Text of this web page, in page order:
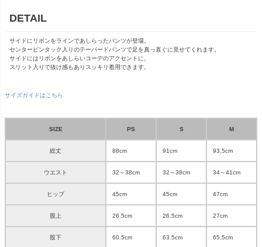
DETAIL
サイドにリボンをラインであしらったパンツが登場。
センターピンタック入りのテーパードパンツで足を真っ直ぐに見せてくれます。
サイドにはリボンをあしらいコーデのアクセントに。
スリット入りで抜け感もありスッキリ着用できます。
サイズガイドはこちら
SIZE PS S M
総丈 88cm 91cm 93.5cm
ウエスト 32～38cm 32～38cm 34～41cm
ヒップ 45cm 45cm 47cm
股上 26.5cm 26.5cm 27cm
股下 60.5cm 63.5cm 65.5cm